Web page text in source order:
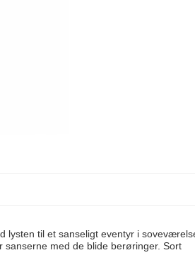
til et sanseligt eventyr i
med de blide berøringer. Sort